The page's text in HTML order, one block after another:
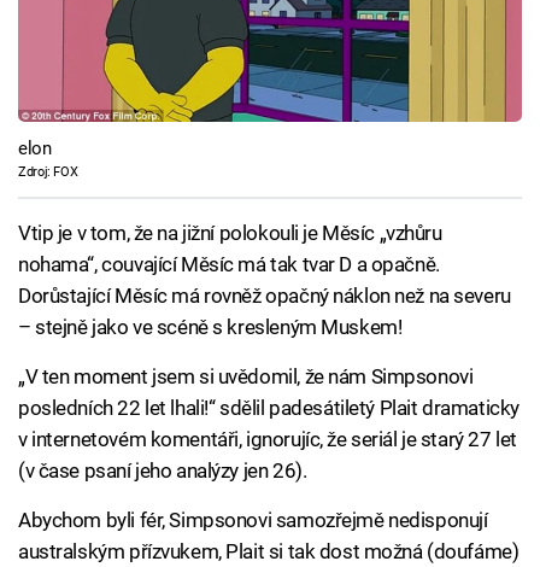
elon
Zdroj: FOX
Vtip je v tom, že na jižní polokouli je Měsíc „vzhůru
nohama“, couvající Měsíc má tak tvar D a opačně.
Dorůstající Měsíc má rovněž opačný náklon než na severu
– stejně jako ve scéně s kresleným Muskem!
„V ten moment jsem si uvědomil, že nám Simpsonovi
posledních 22 let lhali!“ sdělil padesátiletý Plait dramaticky
v internetovém komentáři, ignorujíc, že seriál je starý 27 let
(v čase psaní jeho analýzy jen 26).
Abychom byli fér, Simpsonovi samozřejmě nedisponují
australským přízvukem, Plait si tak dost možná (doufáme)